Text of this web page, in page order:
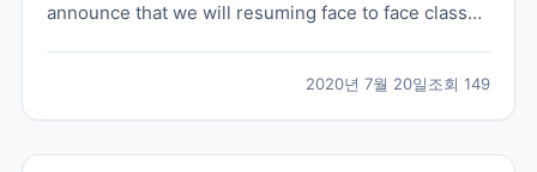
announce that we will resuming face to face classes
2020년 7월 20일조회 149